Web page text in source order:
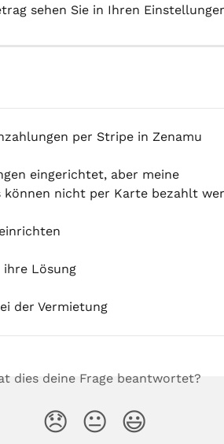
sehen Sie in Ihren
per Stripe in Zenamu
eingerichtet, aber meine
können nicht per Karte bezahlt
ihre Lösung
der Vermietung
dies deine Frage beantwortet?
😞 😐 😃